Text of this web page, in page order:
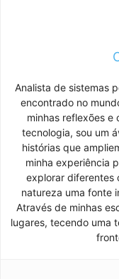
Analista de sistemas
encontrado no
minhas reflexões e
tecnologia, sou um
histórias que
minha experiência
explorar diferentes
natureza uma fonte
Através de minhas
lugares, tecendo uma